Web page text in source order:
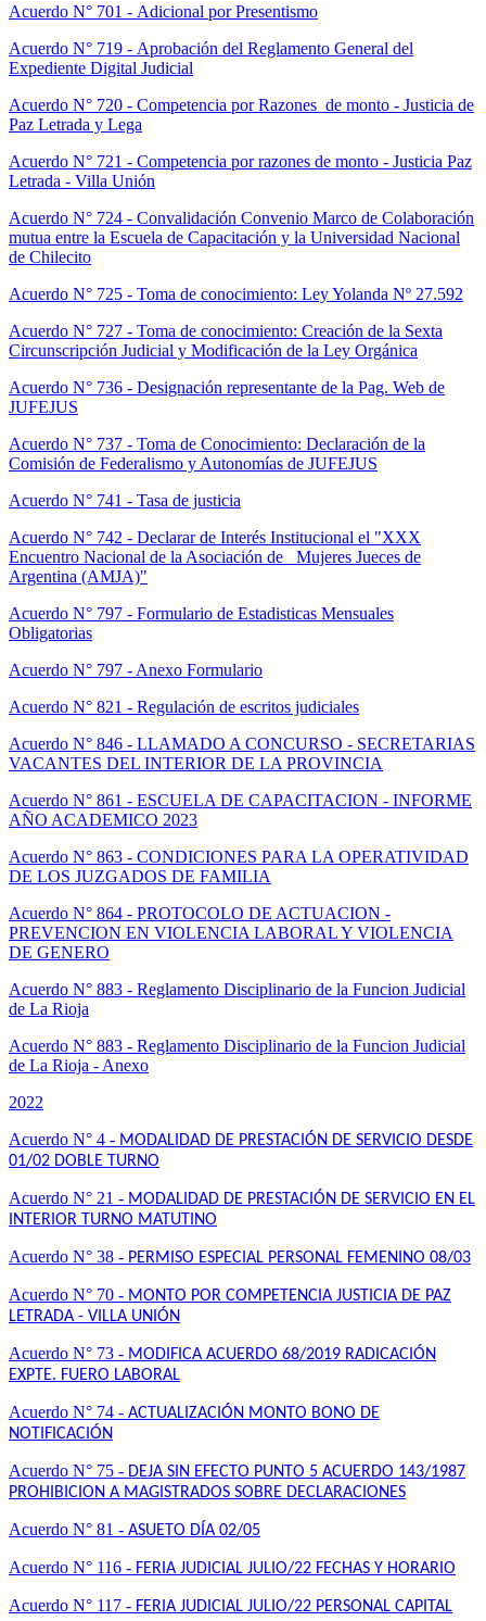
Acuerdo N° 701 - Adicional por Presentismo
Acuerdo N° 719 - Aprobación del Reglamento General del
Expediente Digital Judicial
Acuerdo N° 720 - Competencia por Razones de monto - Justicia de
Paz Letrada y Lega
Acuerdo N° 721 - Competencia por razones de monto - Justicia Paz
Letrada - Villa Unión
Acuerdo N° 724 - Convalidación Convenio Marco de Colaboración
mutua entre la Escuela de Capacitación y la Universidad Nacional
de Chilecito
Acuerdo N° 725 - Toma de conocimiento: Ley Yolanda Nº 27.592
Acuerdo N° 727 - Toma de conocimiento: Creación de la Sexta
Circunscripción Judicial y Modificación de la Ley Orgánica
Acuerdo N° 736 - Designación representante de la Pag. Web de
JUFEJUS
Acuerdo N° 737 - Toma de Conocimiento: Declaración de la
Comisión de Federalismo y Autonomías de JUFEJUS
Acuerdo N° 741 - Tasa de justicia
Acuerdo N° 742 - Declarar de Interés Institucional el "XXX
Encuentro Nacional de la Asociación de Mujeres Jueces de
Argentina (AMJA)"
Acuerdo N° 797 - Formulario de Estadisticas Mensuales
Obligatorias
Acuerdo N° 797 - Anexo Formulario
Acuerdo N° 821 - Regulación de escritos judiciales
Acuerdo N° 846 - LLAMADO A CONCURSO - SECRETARIAS
VACANTES DEL INTERIOR DE LA PROVINCIA
Acuerdo N° 861 - ESCUELA DE CAPACITACION - INFORME
AÑO ACADEMICO 2023
Acuerdo N° 863 - CONDICIONES PARA LA OPERATIVIDAD
DE LOS JUZGADOS DE FAMILIA
Acuerdo N° 864 - PROTOCOLO DE ACTUACION -
PREVENCION EN VIOLENCIA LABORAL Y VIOLENCIA
DE GENERO
Acuerdo N° 883 - Reglamento Disciplinario de la Funcion Judicial
de La Rioja
Acuerdo N° 883 - Reglamento Disciplinario de la Funcion Judicial
de La Rioja - Anexo
2022
Acuerdo N° 4 - MODALIDAD DE PRESTACIÓN DE SERVICIO DESDE
01/02 DOBLE TURNO
Acuerdo N° 21 - MODALIDAD DE PRESTACIÓN DE SERVICIO EN EL
INTERIOR TURNO MATUTINO
Acuerdo N° 38 - PERMISO ESPECIAL PERSONAL FEMENINO 08/03
Acuerdo N° 70 - MONTO POR COMPETENCIA JUSTICIA DE PAZ
LETRADA - VILLA UNIÓN
Acuerdo N° 73 - MODIFICA ACUERDO 68/2019 RADICACIÓN
EXPTE. FUERO LABORAL
Acuerdo N° 74 - ACTUALIZACIÓN MONTO BONO DE
NOTIFICACIÓN
Acuerdo N° 75 - DEJA SIN EFECTO PUNTO 5 ACUERDO 143/1987
PROHIBICION A MAGISTRADOS SOBRE DECLARACIONES
Acuerdo N° 81 - ASUETO DÍA 02/05
Acuerdo N° 116 - FERIA JUDICIAL JULIO/22 FECHAS Y HORARIO
Acuerdo N° 117 - FERIA JUDICIAL JULIO/22 PERSONAL CAPITAL